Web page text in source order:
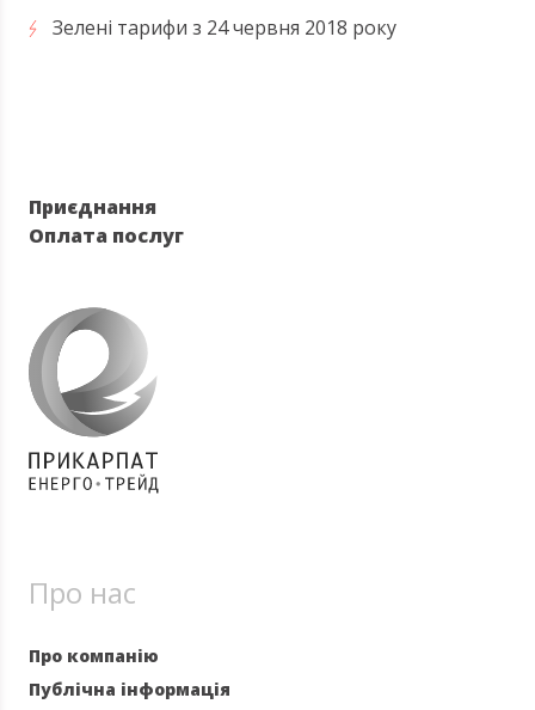
Зелені тарифи з 24 червня 2018 року
Приєднання
Оплата послуг
Про нас
Про компанію
Публічна інформація